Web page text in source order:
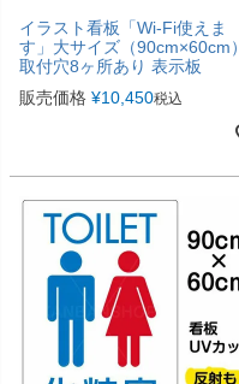
イラスト看板「Wi-Fi使えま
す」大サイズ（90cm×60cm）
取付穴8ヶ所あり 表示板
販売価格 ¥10,450税込